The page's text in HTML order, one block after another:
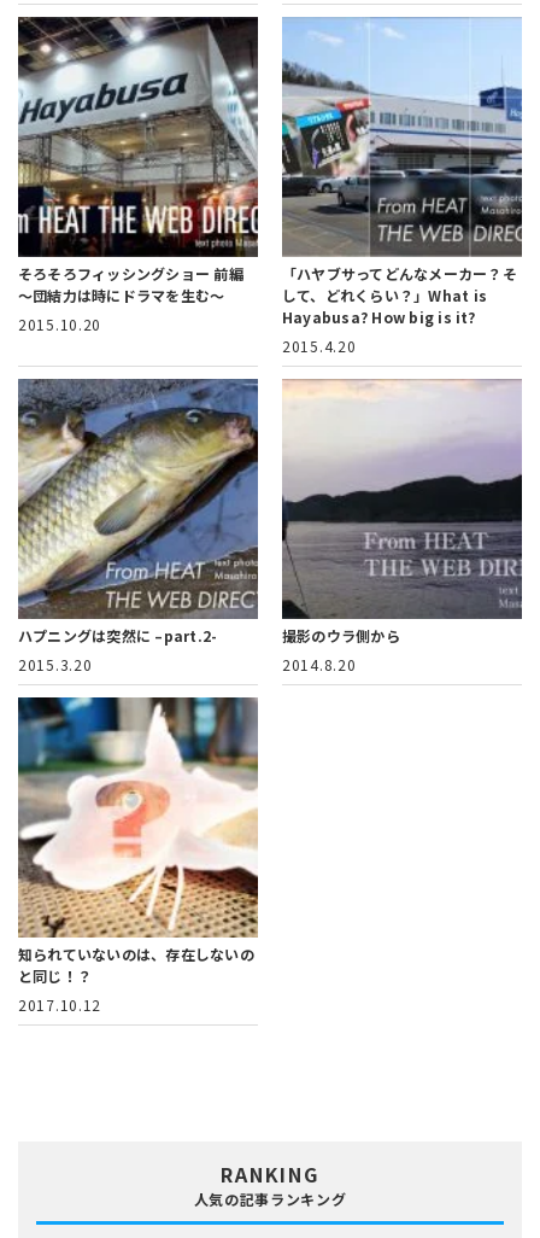
そろそろフィッシングショー 前編
〜団結力は時にドラマを生む〜
2015.10.20
「ハヤブサってどんなメーカー？そ
して、どれくらい？」What is
Hayabusa? How big is it?
2015.4.20
ハプニングは突然に –part.2-
2015.3.20
撮影のウラ側から
2014.8.20
知られていないのは、存在しないの
と同じ！？
2017.10.12
RANKING
人気の記事ランキング